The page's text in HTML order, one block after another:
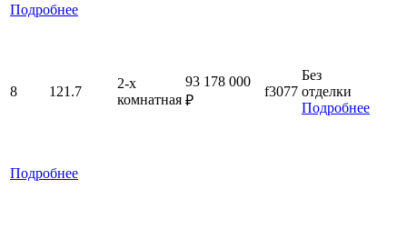
Подробнее
8 121.7
2-x
комнатная
93 178 000
₽
f3077
Без
отделки
Подробнее
Подробнее